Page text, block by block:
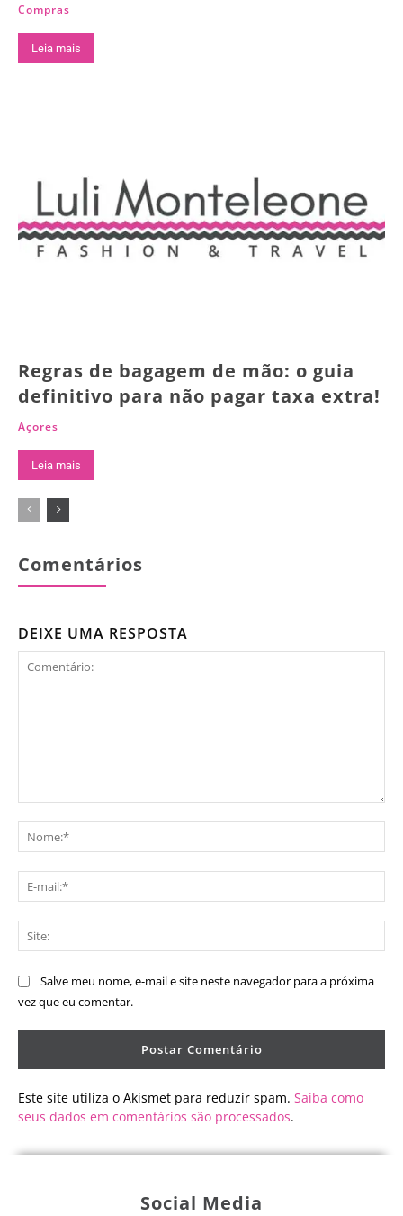
Compras
Leia mais
Regras de bagagem de mão: o guia
definitivo para não pagar taxa extra!
Açores
Leia mais
Comentários
DEIXE UMA RESPOSTA
Salve meu nome, e-mail e site neste navegador para a próxima
vez que eu comentar.
Este site utiliza o Akismet para reduzir spam. Saiba como
seus dados em comentários são processados.
Social Media